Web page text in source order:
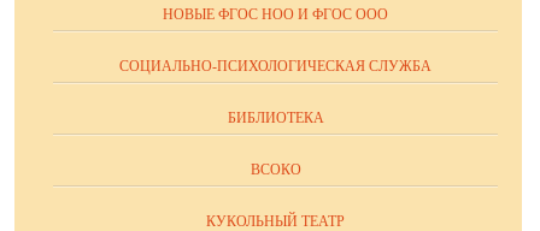
НОВЫЕ ФГОС НОО И ФГОС ООО
СОЦИАЛЬНО-ПСИХОЛОГИЧЕСКАЯ СЛУЖБА
БИБЛИОТЕКА
ВСОКО
КУКОЛЬНЫЙ ТЕАТР